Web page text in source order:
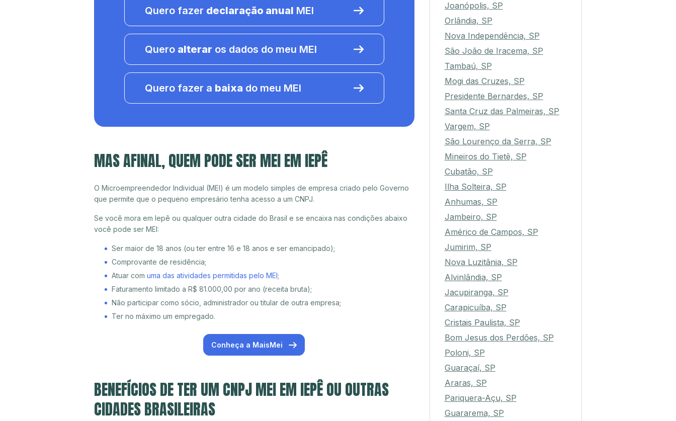
Quero fazer declaração anual MEI
Quero alterar os dados do meu MEI
Quero fazer a baixa do meu MEI
MAS AFINAL, QUEM PODE SER MEI EM IEPÊ
O Microempreendedor Individual (MEI) é um modelo simples de empresa criado pelo Governo
que permite que o pequeno empresário tenha acesso a um CNPJ.
Se você mora em Iepê ou qualquer outra cidade do Brasil e se encaixa nas condições abaixo
você pode ser MEI:
Ser maior de 18 anos (ou ter entre 16 e 18 anos e ser emancipado);
Comprovante de residência;
Atuar com uma das atividades permitidas pelo MEI;
Faturamento limitado a R$ 81.000,00 por ano (receita bruta);
Não participar como sócio, administrador ou titular de outra empresa;
Ter no máximo um empregado.
Conheça a MaisMei
BENEFÍCIOS DE TER UM CNPJ MEI EM IEPÊ OU OUTRAS
CIDADES BRASILEIRAS
Joanópolis, SP
Orlândia, SP
Nova Independência, SP
São João de Iracema, SP
Tambaú, SP
Mogi das Cruzes, SP
Presidente Bernardes, SP
Santa Cruz das Palmeiras, SP
Vargem, SP
São Lourenço da Serra, SP
Mineiros do Tietê, SP
Cubatão, SP
Ilha Solteira, SP
Anhumas, SP
Jambeiro, SP
Américo de Campos, SP
Jumirim, SP
Nova Luzitânia, SP
Alvinlândia, SP
Jacupiranga, SP
Carapicuíba, SP
Cristais Paulista, SP
Bom Jesus dos Perdões, SP
Poloni, SP
Guaraçaí, SP
Araras, SP
Pariquera-Açu, SP
Guararema, SP